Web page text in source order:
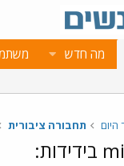
מה חדש
היום תחבורה ציבורית